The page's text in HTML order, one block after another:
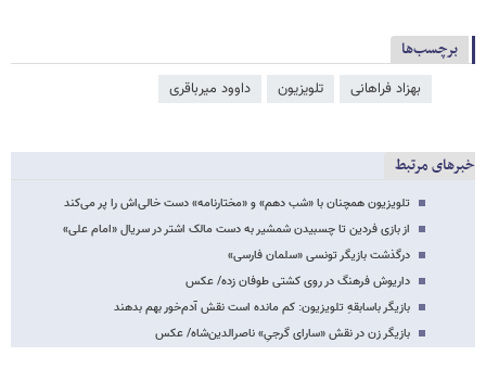
برچسب‌ها
بهزاد فراهانی تلویزیون داوود میرباقری
خبرهای مرتبط
تلویزیون همچنان با «شب دهم» و «مختارنامه» دست خالی‌اش را پر می‌کند
از بازی فردین تا چسبیدن شمشیر به دست مالک اشتر در سریال «امام علی»
درگذشت بازیگر تونسی «سلمان فارسی»
داریوش فرهنگ در روی کشتی طوفان‌ زده/ عکس
بازیگر باسابقهِ تلویزیون: کم مانده است نقش آدم‌خور بهم بدهند
بازیگر زن در نقش «سارای گرجیِ» ناصرالدین‌شاه/ عکس